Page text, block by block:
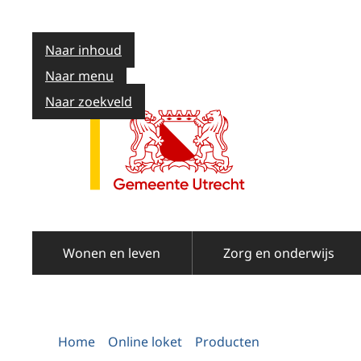
Naar inhoud
Naar menu
Naar zoekveld
Wonen en leven Zorg en onderwijs
Home Online loket Producten